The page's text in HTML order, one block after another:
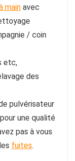
main avec
/ coin
etc,
des
pulvérisateur
une qualité
pas à vous
fuites.